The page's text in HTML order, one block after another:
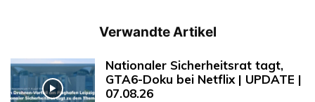
Verwandte Artikel
Nationaler Sicherheitsrat tagt,
GTA6-Doku bei Netflix | UPDATE |
07.08.26